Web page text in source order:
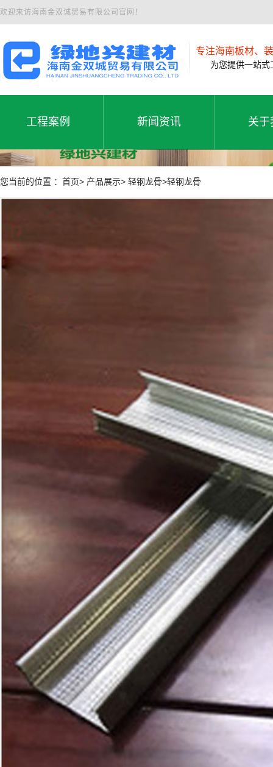
欢迎来访海南金双诚贸易有限公司官网！
专注海南板材、
为您提供一站式
工程案例
工程案例
工程案例
新闻资讯
新闻资讯
公司新闻
行业动态
关于
公
您当前的位置 ：首页> 产品展示> 轻钢龙骨>轻钢龙骨